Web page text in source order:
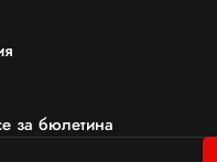
за бюлетина